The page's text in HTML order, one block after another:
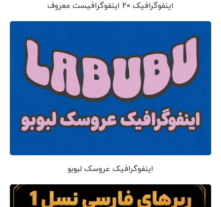
اینفوگرافیک 20 اینفوگرافیست معروف
اینفوگرافیک عروسک لبوبو